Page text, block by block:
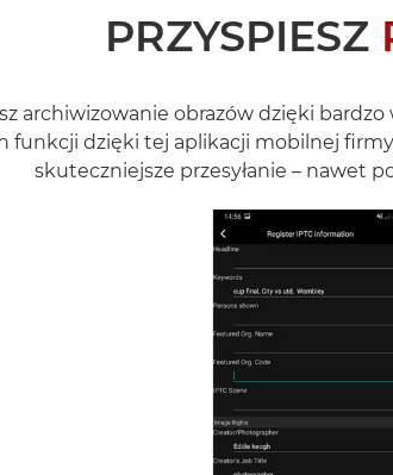
PRZYSPIESZ
archiwizowanie obrazów dzięki
funkcji dzięki tej aplikacji mobilnej
skuteczniejsze przesyłanie – nawet